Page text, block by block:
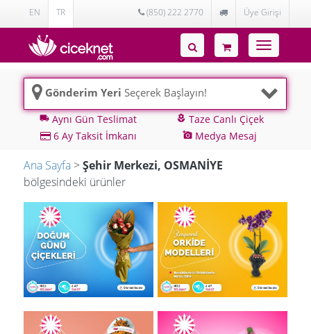
EN TR (850) 222 2770 Üye Girişi
Toggle
navigation
Gönderim Yeri Seçerek Başlayın!
local_shipping Aynı Gün Teslimat local_florist Taze Canlı Çiçek
6 Ay Taksit İmkanı
add_a_photo Medya Mesaj
Ana Sayfa >Şehir Merkezi, OSMANİYE
bölgesindeki ürünler